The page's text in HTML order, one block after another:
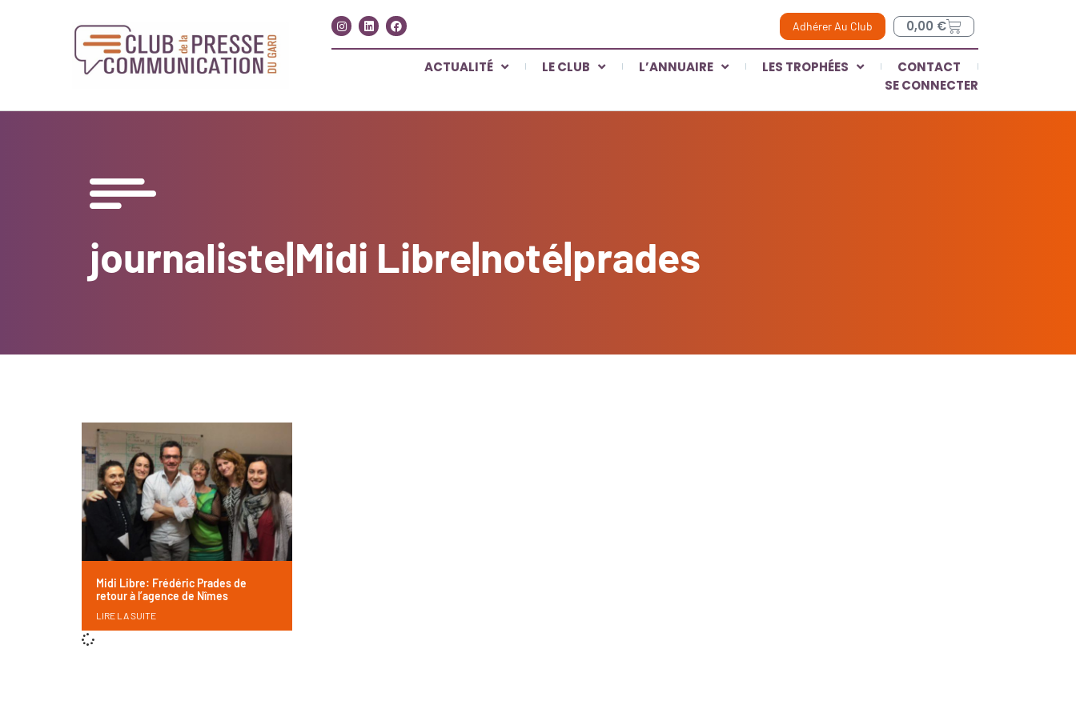
Adhérer Au Club 0,00 €
ACTUALITÉ LE CLUB L’ANNUAIRE LES TROPHÉES
CONTACT
SE CONNECTER
journaliste|Midi Libre|noté|prades
Midi Libre: Frédéric Prades de
retour à l’agence de Nîmes
LIRE LA SUITE